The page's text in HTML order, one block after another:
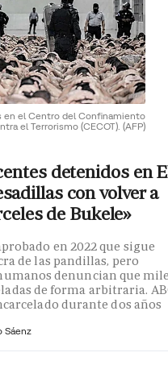
en el Centro del Confinamiento
el Terrorismo (CECOT). (AFP)
detenidos en
con volver a
de Bukele»
en 2022 que sigue
de las pandillas, pero
denuncian que
de forma arbitraria.
durante dos años
Sáenz